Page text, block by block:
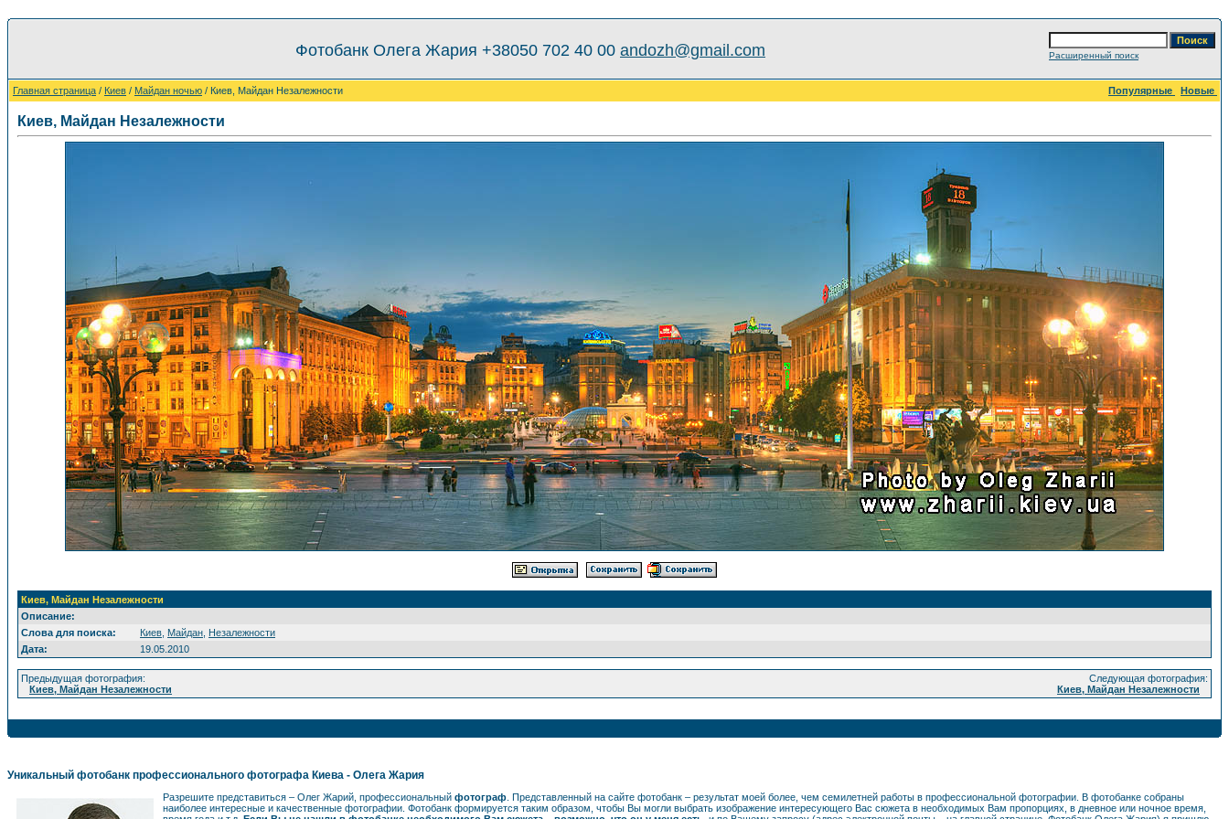
Фотобанк Олега Жария +38050 702 40 00 andozh@gmail.com Расширенный поиск
Главная страница / Киев / Майдан ночью / Киев, Майдан Незалежности Популярные Новые
Киев, Майдан Незалежности
Киев, Майдан Незалежности
Описание:
Слова для поиска:
Киев Майдан Незалежности
Дата:
19.05.2010
Предыдущая фотография:
Киев, Майдан Незалежности
Следующая фотография:
Киев, Майдан Незалежности
Уникальный фотобанк профессионального фотографа Киева - Олега Жария
Разрешите представиться – Олег Жарий, профессиональный фотограф . Представленный на сайте фотобанк – результат моей более, чем семилетней работы в профессиональной фотографии. В фотобанке собраны
наиболее интересные и качественные фотографии. Фотобанк формируется таким образом, чтобы Вы могли выбрать изображение интересующего Вас сюжета в необходимых Вам пропорциях, в дневное или ночное время,